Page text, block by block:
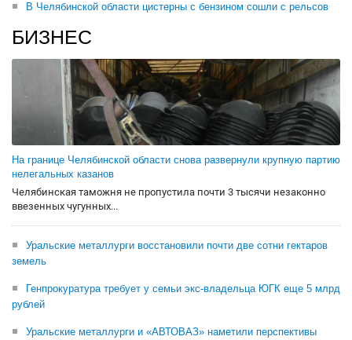
В Челябинской области цистерны с бензином сошли с рельсов
БИЗНЕС
На границе Челябинской области снова развернули крупную партию
нелегальных казанов
Челябинская таможня не пропустила почти 3 тысячи незаконно
ввезенных чугунных...
Уральские металлурги восстановили почти две сотни гектаров
земель
Генпрокуратура требует у семьи экс-владельца ЮГК еще 5 млрд
рублей
Уральские металлурги и «АВТОВАЗ» наметили перспективы